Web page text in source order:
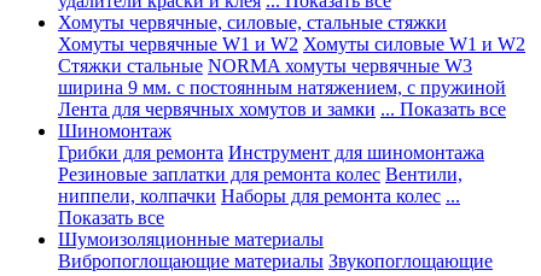
Хомуты червячные, силовые, стальные стяжки
Хомуты червячные W1 и W2 Хомуты силовые W1 и W2
Стяжки стальные NORMA хомуты червячные W3
ширина 9 мм. с постоянным натяжением, с пружиной
Лента для червячных хомутов и замки ... Показать все
Шиномонтаж
Грибки для ремонта Инструмент для шиномонтажа
Резиновые заплатки для ремонта колес Вентили,
ниппели, колпачки Наборы для ремонта колес ...
Показать все
Шумоизоляционные материалы
Вибропоглощающие материалы Звукопоглощающие